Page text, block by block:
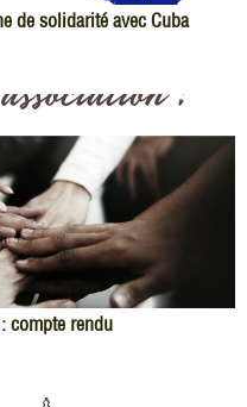
de solidarité avec Cuba
compte rendu